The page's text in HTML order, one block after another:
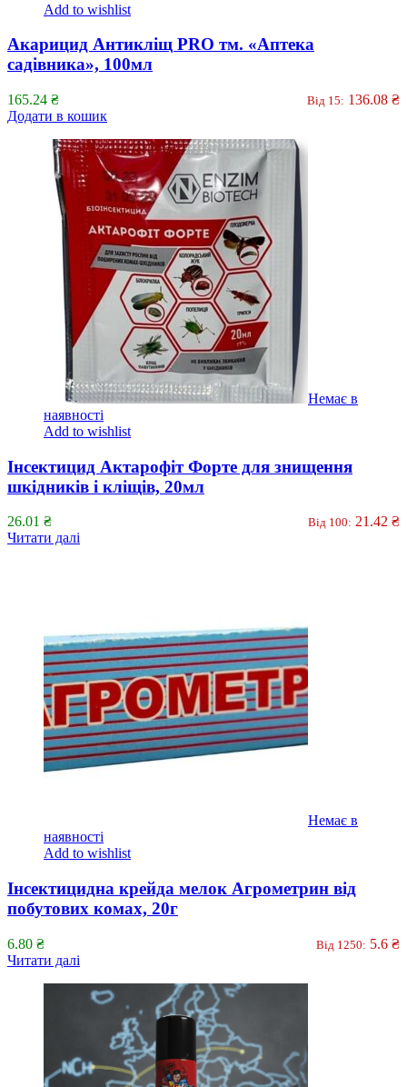
Add to wishlist
Акарицид Антикліщ PRO тм. «Аптека
садівника», 100мл
165.24 ₴ Від 15: 136.08 ₴
Додати в кошик
Немає в
наявності
Add to wishlist
Інсектицид Актарофіт Форте для знищення
шкідників і кліщів, 20мл
26.01 ₴ Від 100: 21.42 ₴
Читати далі
Немає в
наявності
Add to wishlist
Інсектицидна крейда мелок Агрометрин від
побутових комах, 20г
6.80 ₴ Від 1250: 5.6 ₴
Читати далі